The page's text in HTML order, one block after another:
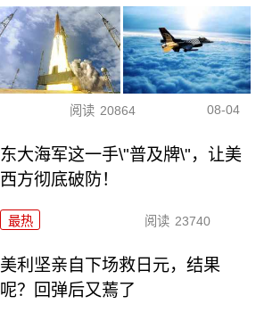
阅读 20864 08-04
东大海军这一手\"普及牌\"，让美
西方彻底破防！
最热 阅读 23740
美利坚亲自下场救日元，结果
呢？回弹后又蔫了